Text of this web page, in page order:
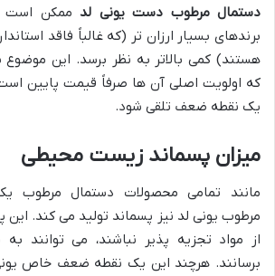
دستمال مرطوب دست یونی لد ممکن است
برندهای بسیار ارزان تر (که غالباً فاقد
هستند) کمی بالاتر به نظر برسد. این موضوع
که اولویت اصلی آن ها صرفاً قیمت پایین
یک نقطه ضعف تلقی شود.
میزان پسماند زیست محیطی
مانند تمامی محصولات دستمال مرطوب
مرطوب یونی لد نیز پسماند تولید می کند. این
از مواد تجزیه پذیر نباشند، می توانند
برسانند. هرچند این یک نقطه ضعف خاص